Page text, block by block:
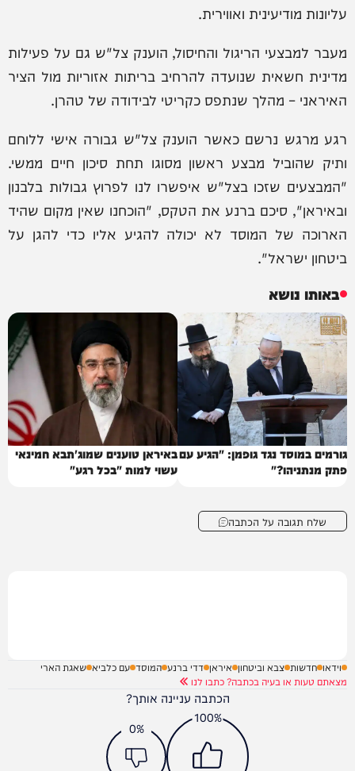
עליונות מודיעינית ואווירית.
מעבר למבצעי הריגול והחיסול, הוענק צל"ש גם על פעילות
מדינית חשאית שנועדה להרחיב בריתות אזוריות מול הציר
האיראני – מהלך שנתפס כקריטי לבידודה של טהרן.
רגע מרגש נרשם כאשר הוענק צל"ש גבורה אישי ללוחם
ותיק שהוביל מבצע ראשון מסוגו תחת סיכון חיים ממשי.
"המבצעים שזכו בצל"ש איפשרו לנו לפרוץ גבולות בלבנון
ובאיראן", סיכם ברנע את הטקס, "הוכחנו שאין מקום שהיד
הארוכה של המוסד לא יכולה להגיע אליו כדי להגן על
ביטחון ישראל".
באותו נושא
גורמים במוסד נגד גופמן: "הגיע עם
פתק מנתניהו?"
באיראן טוענים שמוג'תבא חמינאי
עשוי למות "בכל רגע"
שלח תגובה על הכתבה
וידאו חדשות צבא וביטחון איראן דדי ברנע המוסד עם כלביא שאגת הארי
מצאתם טעות או בעיה בכתבה? כתבו לנו
הכתבה עניינה אותך?
100%
0%